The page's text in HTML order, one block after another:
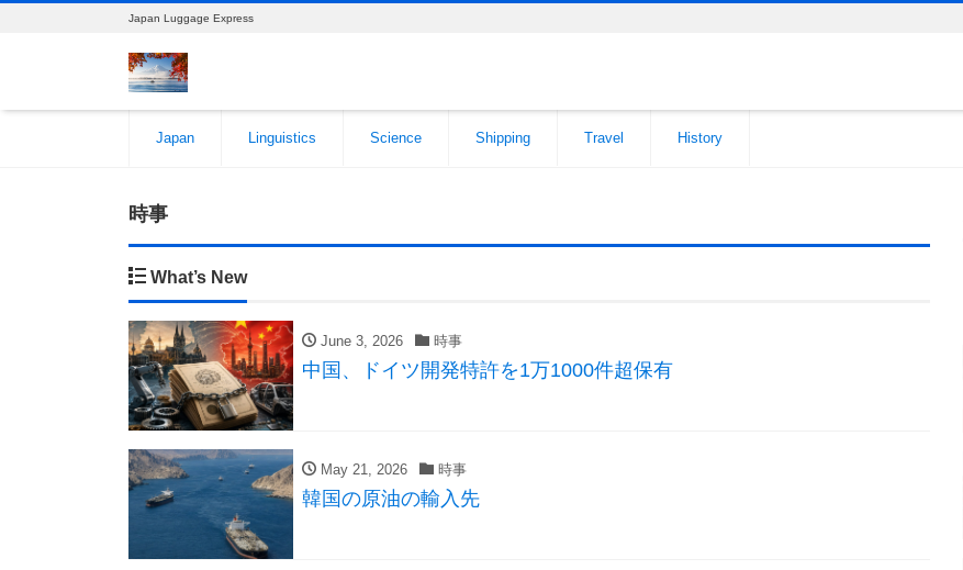
Japan Luggage Express
Japan Linguistics Science Shipping Travel History
時事
What’s New
June 3, 2026 時事
中国、ドイツ開発特許を1万1000件超保有
May 21, 2026 時事
韓国の原油の輸入先